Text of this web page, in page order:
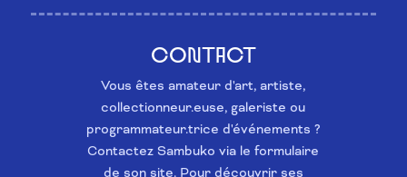
CONTACT
Vous êtes amateur d'art, artiste,
collectionneur.euse, galeriste ou
programmateur.trice d'événements ?
Contactez Sambuko via le formulaire
de son site. Pour découvrir ses